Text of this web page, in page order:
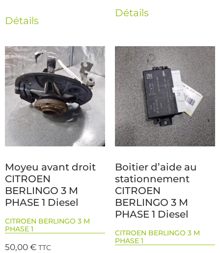
Détails
Détails
Moyeu avant droit
CITROEN
BERLINGO 3 M
PHASE 1 Diesel
CITROEN BERLINGO 3 M
PHASE 1
50,00€ TTC
Boitier d’aide au
stationnement
CITROEN
BERLINGO 3 M
PHASE 1 Diesel
CITROEN BERLINGO 3 M
PHASE 1